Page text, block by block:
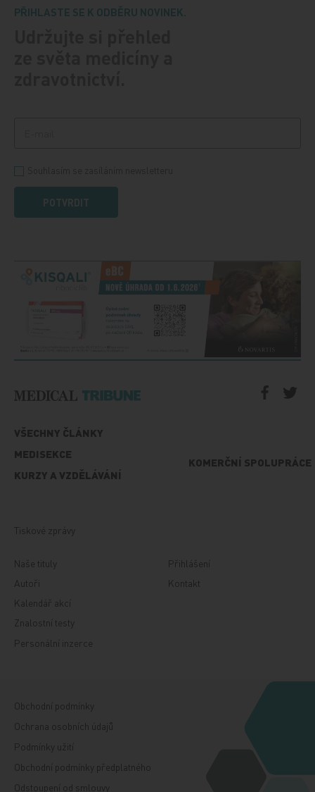
PŘIHLASTE SE K ODBĚRU NOVINEK.
POTVRDIT
VŠECHNY ČLÁNKY
MEDISEKCE
KURZY A VZDĚLÁVÁNÍ
KOMERČNÍ SPOLUPRÁCE
Tiskové zprávy
Naše tituly
Autoři
Kalendář akcí
Znalostní testy
Personální inzerce
Přihlášení
Kontakt
Obchodní podmínky
Ochrana osobních údajů
Podmínky užití
Obchodní podmínky předplatného
Odstoupení od smlouvy